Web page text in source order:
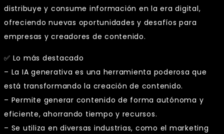
distribuye y consume información en la era digital,
ofreciendo nuevas oportunidades y desafíos para
empresas y creadores de contenido.
✅ Lo más destacado
– La IA generativa es una herramienta poderosa que
está transformando la creación de contenido.
– Permite generar contenido de forma autónoma y
eficiente, ahorrando tiempo y recursos.
– Se utiliza en diversas industrias, como el marketing